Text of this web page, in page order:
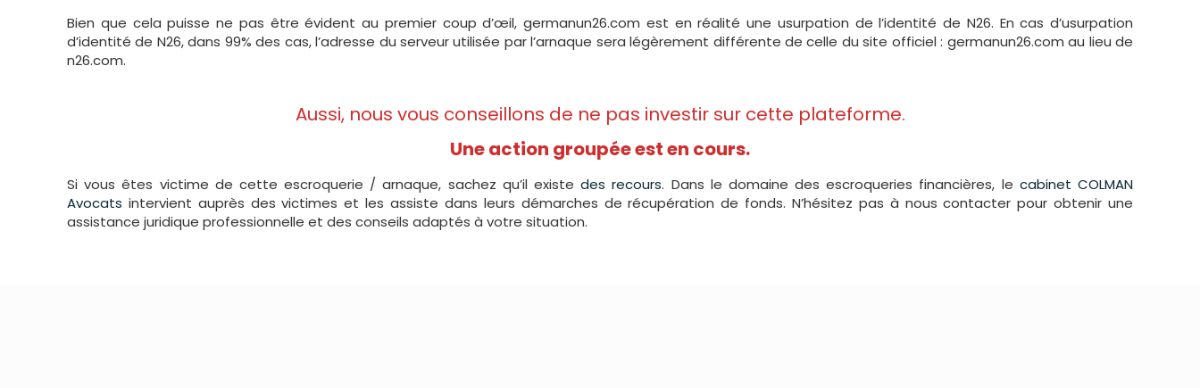
Bien que cela puisse ne pas être évident au premier coup d’œil, germanun26.com est en réalité une usurpation de l’identité de N26. En cas d’usurpation
d’identité de N26, dans 99% des cas, l’adresse du serveur utilisée par l’arnaque sera légèrement différente de celle du site officiel : germanun26.com au lieu de
n26.com.
Aussi, nous vous conseillons de ne pas investir sur cette plateforme.
Une action groupée est en cours.
Si vous êtes victime de cette escroquerie / arnaque, sachez qu’il existedes recours. Dans le domaine des escroqueries financières, le cabinet COLMAN
Avocats intervient auprès des victimes et les assiste dans leurs démarches de récupération de fonds. N’hésitez pas à nous contacter pour obtenir une
assistance juridique professionnelle et des conseils adaptés à votre situation.